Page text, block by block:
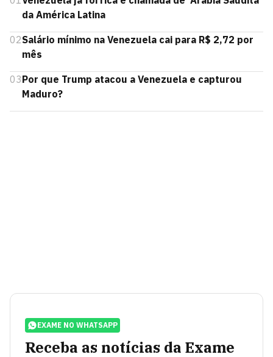
da América Latina
02Salário mínimo na Venezuela cai para R$ 2,72 por
mês
03Por que Trump atacou a Venezuela e capturou
Maduro?
EXAME NO WHATSAPP
Receba as notícias da Exame